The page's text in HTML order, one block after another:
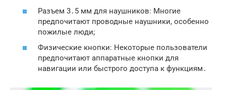
Разъем 3․5 мм для наушников: Многие
предпочитают проводные наушники, особенно
пожилые люди;
Физические кнопки: Некоторые пользователи
предпочитают аппаратные кнопки для
навигации или быстрого доступа к функциям․